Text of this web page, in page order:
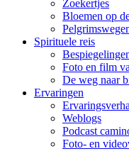
Zoekertjes
Bloemen op
Spirituele reis
Foto en film
De weg naar
Ervaringen
Weblogs
Podcast
Foto- en